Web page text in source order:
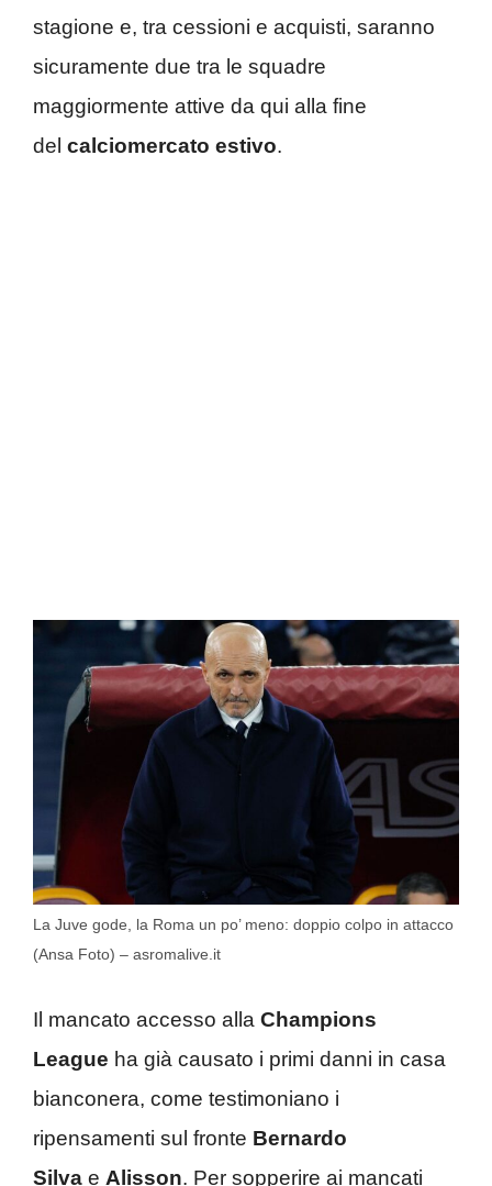
stagione e, tra cessioni e acquisti, saranno
sicuramente due tra le squadre
maggiormente attive da qui alla fine
del calciomercato estivo.
La Juve gode, la Roma un po’ meno: doppio colpo in attacco
(Ansa Foto) – asromalive.it
Il mancato accesso alla Champions
League ha già causato i primi danni in casa
bianconera, come testimoniano i
ripensamenti sul fronte Bernardo
Silva e Alisson. Per sopperire ai mancati